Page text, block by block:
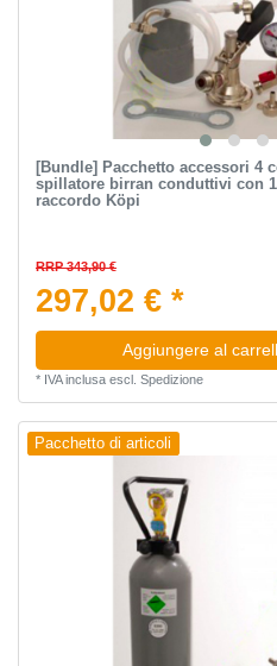
[Bundle] Pacchetto accessori 4
spillatore birran conduttivi con
raccordo Köpi
RRP 343,90 €
297,02 € *
Aggiungere al
* IVA inclusaescl. Spedizione
Pacchetto di articoli